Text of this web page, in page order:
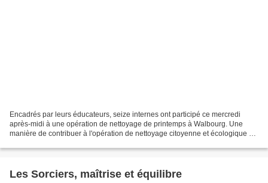
Encadrés par leurs éducateurs, seize internes ont participé ce mercredi
après-midi à une opération de nettoyage de printemps à Walbourg. Une
manière de contribuer à l'opération de nettoyage citoyenne et écologique à
Les Sorciers, maîtrise et équilibre